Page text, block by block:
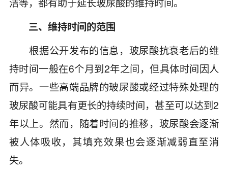
三、维持时间的范围
根据公开发布的信息，玻尿酸抗衰老后的维
持时间一般在6个月到2年之间，但具体时间因人
而异。一些高端品牌的玻尿酸或经过特殊处理的
玻尿酸可能具有更长的持续时间，甚至可以达到2
年以上。然而，随着时间的推移，玻尿酸会逐渐
被人体吸收，其填充效果也会逐渐减弱直至消
失。